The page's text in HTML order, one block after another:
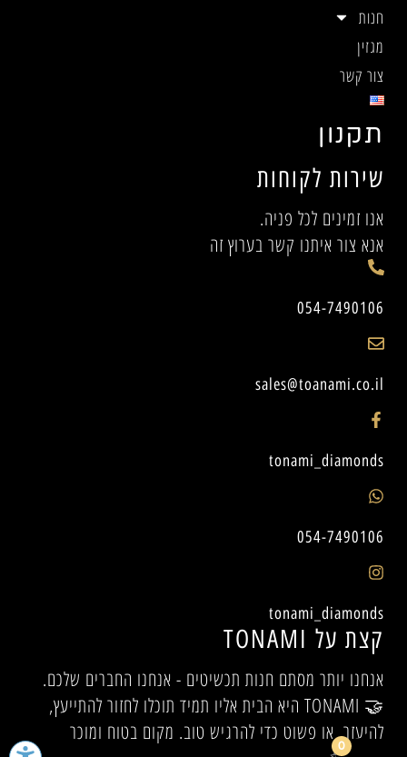
קצת על TONAMI
אנחנו יותר מסתם חנות תכשיטים - אנחנו החברים שלכם.
🤝 TONAMI היא הבית אליו תמיד תוכלו לחזור להתייעץ,
להיעזר, או פשוט כדי להרגיש טוב. מקום בטוח ומוכר
שירות לקוחות
אנו זמינים לכל פניה.
אנא צור איתנו קשר בערוץ זה
054-7490106
sales@toanami.co.il
tonami_diamonds
054-7490106
tonami_diamonds
חנות
מגזין
צור קשר
תקנון
0